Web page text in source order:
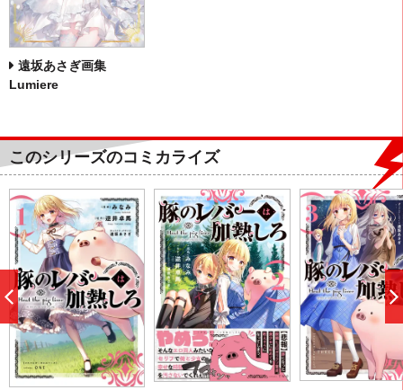
遠坂あさぎ画集
Lumiere
このシリーズのコミカライズ
前
へ